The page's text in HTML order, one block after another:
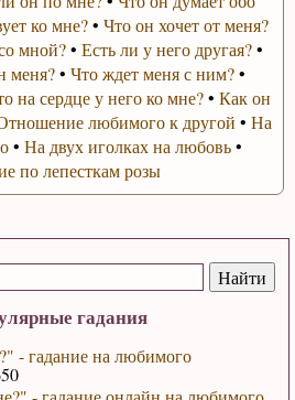
гадания
- гадание на любимого
ко мне?• Что он хочет от меня?
мной?•Есть ли у него другая?•
меня?•Что ждет меня с ним?•
на сердце у него ко мне?• Как он
любимого к другой • На
•На двух иголках на любовь•
по лепесткам розы